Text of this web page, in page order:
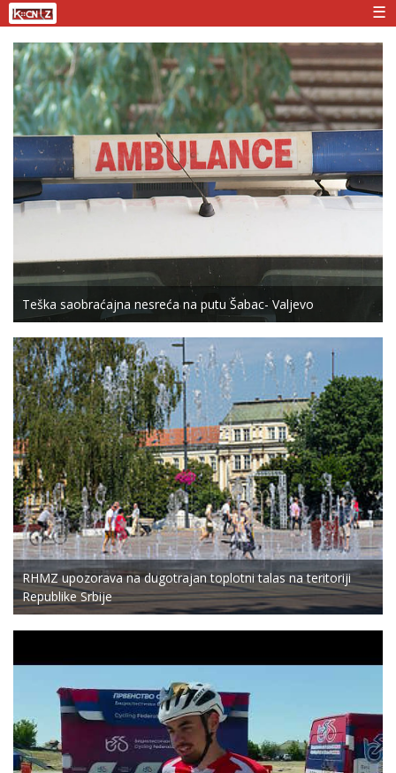
☰
Teška saobraćajna nesreća na putu Šabac- Valjevo
RHMZ upozorava na dugotrajan toplotni talas na teritoriji
Republike Srbije